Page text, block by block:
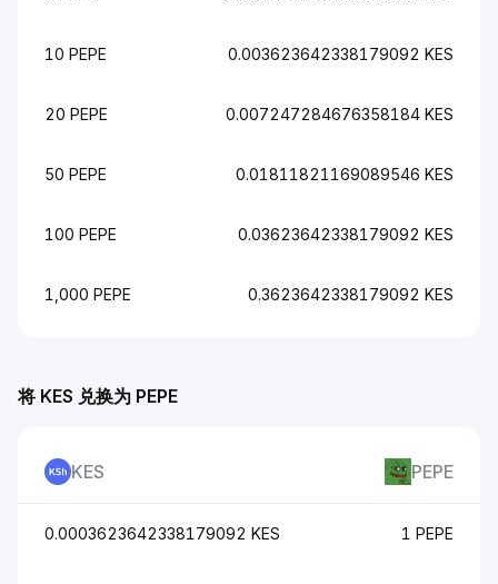
10 PEPE 0.003623642338179092 KES
20 PEPE 0.007247284676358184 KES
50 PEPE 0.01811821169089546 KES
100 PEPE 0.03623642338179092 KES
1,000 PEPE 0.3623642338179092 KES
将 KES 兑换为 PEPE
KES PEPE
0.0003623642338179092 KES 1 PEPE